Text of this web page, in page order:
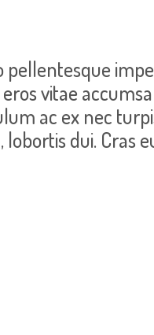
vitae
ac ex nec
lobortis dui. Cras